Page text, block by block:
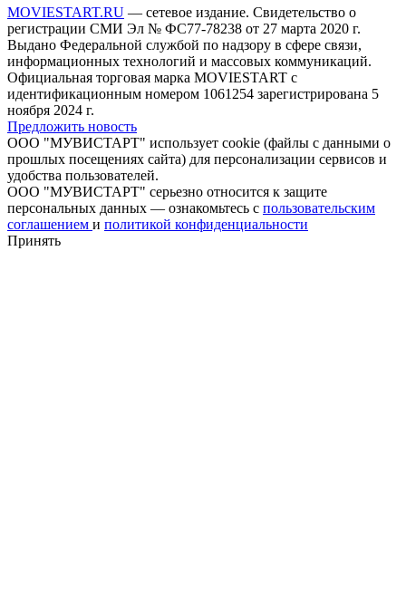
MOVIESTART.RU — сетевое издание. Свидетельство о
регистрации СМИ Эл № ФС77-78238 от 27 марта 2020 г.
Выдано Федеральной службой по надзору в сфере связи,
информационных технологий и массовых коммуникаций.
Официальная торговая марка MOVIESTART с
идентификационным номером 1061254 зарегистрирована 5
ноября 2024 г.
Предложить новость
ООО "МУВИСТАРТ" использует cookie (файлы с данными о
прошлых посещениях сайта) для персонализации сервисов и
удобства пользователей.
ООО "МУВИСТАРТ" серьезно относится к защите
персональных данных — ознакомьтесь с пользовательским
соглашением и политикой конфиденциальности
Принять